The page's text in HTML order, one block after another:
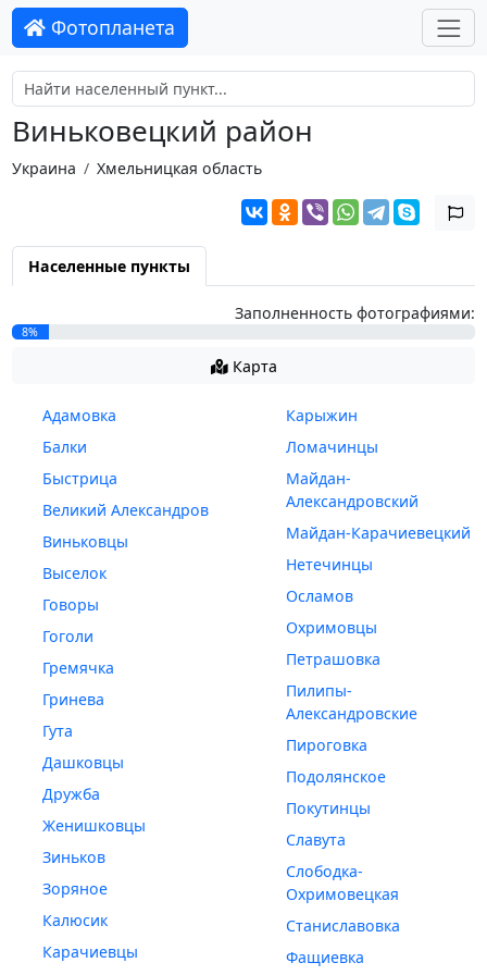
Фотопланета
Виньковецкий район
Украина Хмельницкая область
Населенные пункты
Заполненность фотографиями:
8%
Карта
Адамовка
Балки
Быстрица
Великий Александров
Виньковцы
Выселок
Говоры
Гоголи
Гремячка
Гринева
Гута
Дашковцы
Дружба
Женишковцы
Зиньков
Зоряное
Калюсик
Карачиевцы
Карыжин
Ломачинцы
Майдан-
Александровский
Майдан-Карачиевецкий
Нетечинцы
Осламов
Охримовцы
Петрашовка
Пилипы-
Александровские
Пироговка
Подолянское
Покутинцы
Славута
Слободка-
Охримовецкая
Станиславовка
Фащиевка